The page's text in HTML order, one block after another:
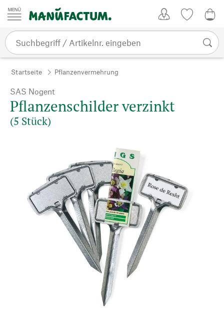
Zum Inhalt springen
Startseite Pflanzenvermehrung
SAS Nogent
Pflanzenschilder verzinkt
(5 Stück)